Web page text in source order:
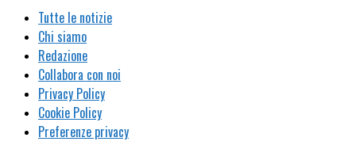
Tutte le notizie
Chi siamo
Redazione
Collabora con noi
Privacy Policy
Cookie Policy
Preferenze privacy